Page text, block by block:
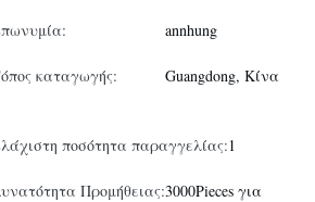
annhung
καταγωγής: Guangdong, Κίνα
ποσότητα παραγγελίας:1
Προμήθειας:3000Pieces για